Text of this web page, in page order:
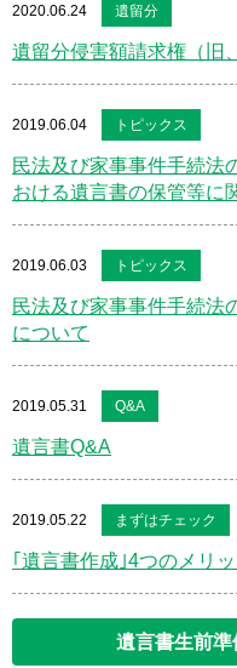
2020.06.24 遺留分
遺留分侵害額請求権（旧
2019.06.04 トピックス
民法及び家事事件手続法
おける遺言書の保管等に
2019.06.03 トピックス
民法及び家事事件手続法
について
2019.05.31 Q&A
遺言書Q&A
2019.05.22 まずはチェック
｢遺言書作成｣4つのメリッ
遺言書生前